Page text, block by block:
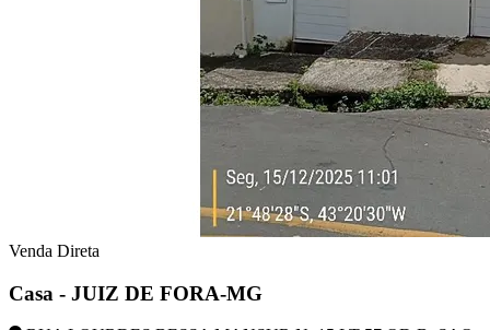
Venda Direta
Casa - JUIZ DE FORA-MG